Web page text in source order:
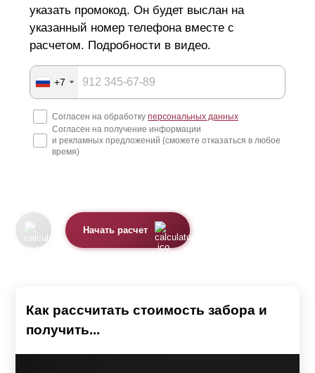
указать промокод. Он будет выслан на
указанный номер телефона вместе с
расчетом. Подробности в видео.
+7
Согласен на обработку персональных данных
Согласен на получение информации
и рекламных предложений (сможете отказаться в любое
время)
Начать расчет
Как рассчитать стоимость забора и
получить...